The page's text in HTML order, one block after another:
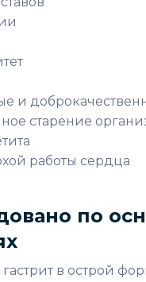
и
старение
работы сердца
по
в острой